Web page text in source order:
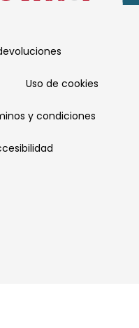
Uso de cookies
y condiciones